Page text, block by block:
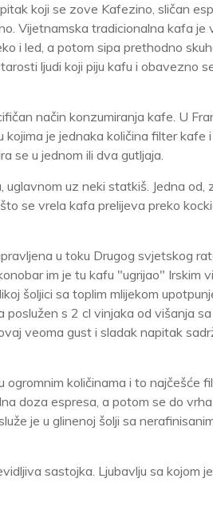
koji se zove Kafezino, sličan
Vijetnamska tradicionalna kafa je
i led, a potom sipa prethodno
ljudi koji piju kafu i obavezno
način konzumiranja kafe. U
je jednaka količina filter kafe i
se u jednom ili dva gutljaja.
uz neki statkiš. Jedna od,
se vrela kafa prelijeva preko
u toku Drugog svjetskog
im je tu kafu "ugrijao" Irskim
šoljici sa toplim mlijekom
s 2 cl vinjaka od višanja
veoma gust i sladak napitak
količinama i to najčešće
doza espresa, a potom se do
je u glinenoj šolji sa
sastojka. Ljubavlju sa kojom je